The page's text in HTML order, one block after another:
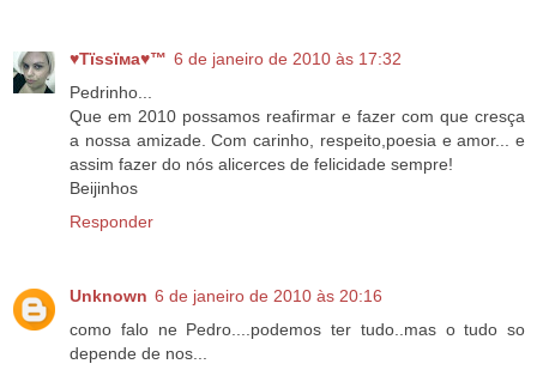
♥Тїѕѕїмa♥™ 6 de janeiro de 2010 às 17:32
Pedrinho...
Que em 2010 possamos reafirmar e fazer com que cresça
a nossa amizade. Com carinho, respeito,poesia e amor... e
assim fazer do nós alicerces de felicidade sempre!
Beijinhos
Responder
Unknown 6 de janeiro de 2010 às 20:16
como falo ne Pedro....podemos ter tudo..mas o tudo so
depende de nos...